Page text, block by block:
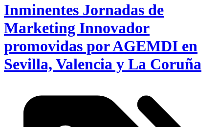
Inminentes Jornadas de
Marketing Innovador
promovidas por AGEMDI en
Sevilla, Valencia y La Coruña